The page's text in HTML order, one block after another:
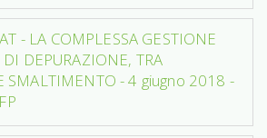
- LA COMPLESSA GESTIONE
DEPURAZIONE, TRA
SMALTIMENTO - 4 giugno 2018 -